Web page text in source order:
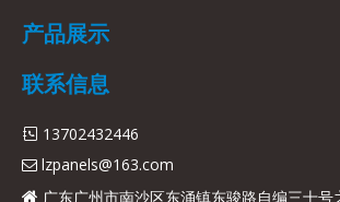
产品展示
联系信息
 13702432446
 lzpanels@163.com
 广东广州市南沙区东涌镇东骏路自编三十号